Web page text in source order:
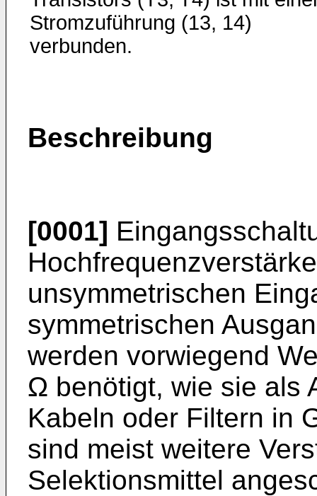
Stromzuführung (13, 14)
verbunden.
Beschreibung
[0001]
unsymmetrischen
symmetrischen
werden vorwiegend
Ω benö­tigt, wie sie als
Kabeln oder Filtern in
sind meist weitere
Selektionsmittel